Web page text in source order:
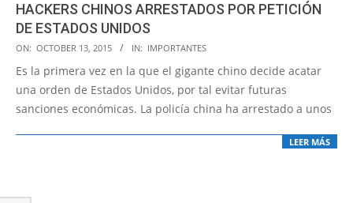
HACKERS CHINOS ARRESTADOS POR PETICIÓN
DE ESTADOS UNIDOS
2015-
10-
13
ON: OCTOBER 13, 2015 IN: IMPORTANTES
Es la primera vez en la que el gigante chino decide acatar
una orden de Estados Unidos, por tal evitar futuras
sanciones económicas. La policía china ha arrestado a unos
LEER MÁS